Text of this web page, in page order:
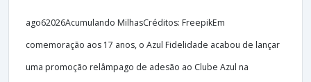
ago62026Acumulando MilhasCréditos: FreepikEm
comemoração aos 17 anos, o Azul Fidelidade acabou de lançar
uma promoção relâmpago de adesão ao Clube Azul na